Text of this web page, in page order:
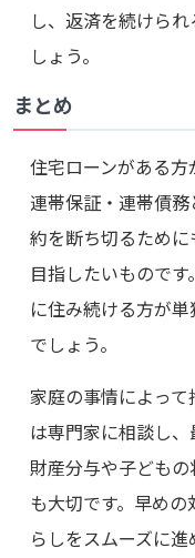
し、返済を続けら
しょう。
まとめ
住宅ローンがある方
連帯保証・連帯債
約を断ち切るため
目指したいもので
に住み続ける方が
でしょう。
家庭の事情によっ
は専門家に相談し、
財産分与や子ども
も大切です。早め
らしをスムーズに進